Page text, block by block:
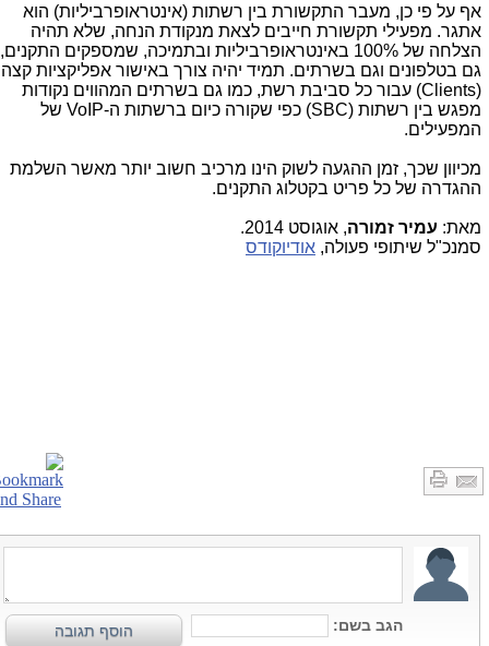
אף על פי כן, מעבר התקשורת בין רשתות (אינטראופרביליות) הוא
אתגר. מפעילי תקשורת חייבים לצאת מנקודת הנחה, שלא תהיה
הצלחה של 100% באינטראופרביליות ובתמיכה, שמספקים התקנים,
גם בטלפונים וגם בשרתים. תמיד יהיה צורך באישור אפליקציות קצה
(
Clients) עבור כל סביבת רשת, כמו גם בשרתים המהווים נקודות
מפגש בין רשתות (SBC) כפי שקורה כיום ברשתות ה-VoIP של
המפעילים.
מכיוון שכך, זמן ההגעה לשוק הינו מרכיב חשוב יותר מאשר השלמת
ההגדרה של כל פריט בקטלוג התקנים.
מאת: עמיר זמורה, אוגוסט 2014.
סמנכ"ל שיתופי פעולה, אודיוקודס